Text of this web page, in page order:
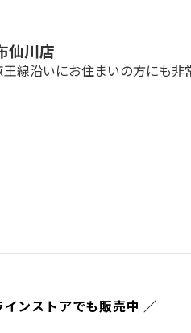
仙川店
線沿いにお住まいの方にも非
ンストアでも販売中 ／